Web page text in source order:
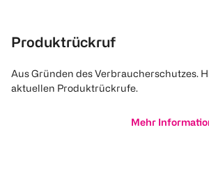
Produktrückruf
Aus Gründen des Verbraucherschutzes.
aktuellen Produktrückrufe.
Mehr